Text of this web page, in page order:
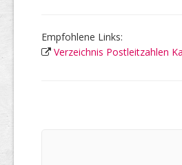
Empfohlene Links:
Verzeichnis Postleitzahlen